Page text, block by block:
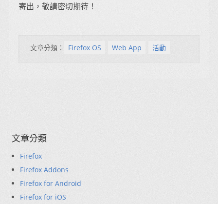
寄出，敬請密切期待！
文章分類： Firefox OS Web App 活動
文章分類
Firefox
Firefox Addons
Firefox for Android
Firefox for iOS